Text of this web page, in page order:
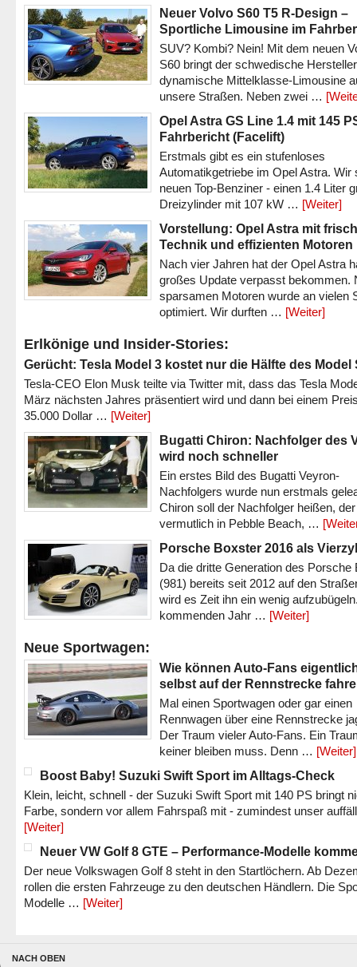
Neuer Volvo S60 T5 R-Design –
Sportliche Limousine im
SUV? Kombi? Nein! Mit dem neuen
S60 bringt der schwedische
dynamische Mittelklasse-Limousine
unsere Straßen. Neben zwei …
Opel Astra GS Line 1.4 mit 145
Fahrbericht (Facelift)
Erstmals gibt es ein stufenloses
Automatikgetriebe im Opel Astra. Wir
neuen Top-Benziner - einen 1.4 Liter
Dreizylinder mit 107 kW … [Weiter]
Vorstellung: Opel Astra mit
Technik und effizienten Motoren
Nach vier Jahren hat der Opel Astra
großes Update verpasst bekommen.
sparsamen Motoren wurde an vielen
optimiert. Wir durften … [Weiter]
Erlkönige und Insider-Stories:
Gerücht: Tesla Model 3 kostet nur die Hälfte des Model
Tesla-CEO Elon Musk teilte via Twitter mit, dass das Tesla
März nächsten Jahres präsentiert wird und dann bei einem
35.000 Dollar … [Weiter]
Bugatti Chiron: Nachfolger des
wird noch schneller
Ein erstes Bild des Bugatti Veyron-
Nachfolgers wurde nun erstmals
Chiron soll der Nachfolger heißen, der
vermutlich in Pebble Beach, …
Porsche Boxster 2016 als
Da die dritte Generation des Porsche
(981) bereits seit 2012 auf den
wird es Zeit ihn ein wenig
kommenden Jahr … [Weiter]
Neue Sportwagen:
Wie können Auto-Fans
selbst auf der Rennstrecke
Mal einen Sportwagen oder gar einen
Rennwagen über eine Rennstrecke
Der Traum vieler Auto-Fans. Ein
keiner bleiben muss. Denn … [Weiter]
Boost Baby! Suzuki Swift Sport im Alltags-Check
Klein, leicht, schnell - der Suzuki Swift Sport mit 140 PS bringt
Farbe, sondern vor allem Fahrspaß mit - zumindest unser
[Weiter]
Neuer VW Golf 8 GTE – Performance-Modelle
Der neue Volkswagen Golf 8 steht in den Startlöchern. Ab
rollen die ersten Fahrzeuge zu den deutschen Händlern. Die
Modelle … [Weiter]
NACH OBEN